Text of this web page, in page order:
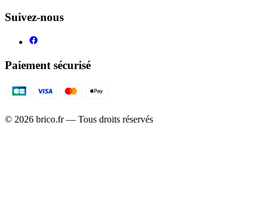
Suivez-nous
Paiement sécurisé
© 2026 brico.fr — Tous droits réservés